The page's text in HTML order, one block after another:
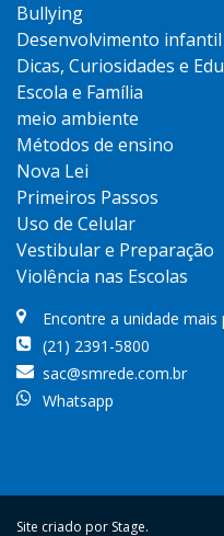
Bullying
Desenvolvimento infantil
Dicas, Curiosidades e
Escola e Família
meio ambiente
Métodos de ensino
Nova Lei
Primeiros Passos
Uso de Celular
Vestibular e Preparação
Violência nas Escolas
Encontre a unidade mais
(21) 2391-5800
sac@smrede.com.br
Whatsapp
Site criado por Stage.